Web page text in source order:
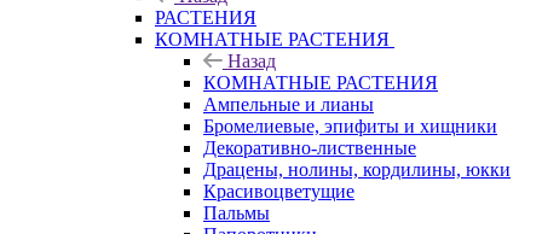
РАСТЕНИЯ
КОМНАТНЫЕ РАСТЕНИЯ
Назад
КОМНАТНЫЕ РАСТЕНИЯ
Ампельные и лианы
Бромелиевые, эпифиты и хищники
Декоративно-лиственные
Драцены, нолины, кордилины, юкки
Красивоцветущие
Пальмы